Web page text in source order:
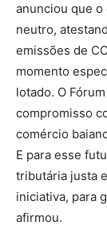
anunciou que
neutro,
emissões de
momento
lotado. O
compromisso
comércio
E para esse
tributária justa
iniciativa, para
afirmou.